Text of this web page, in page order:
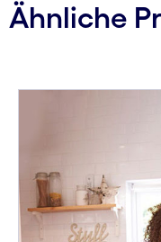
Ähnliche